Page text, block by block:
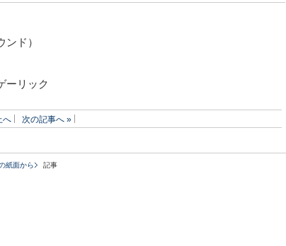
ンド）
ーリック
へ 次の記事へ »
紙面から 記事